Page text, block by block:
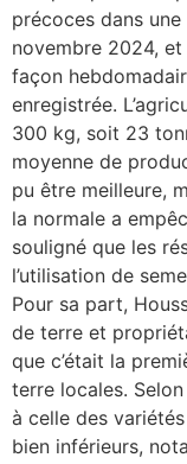
précoces dans
novembre 2024,
façon
enregistrée.
300 kg, soit 23
moyenne de
pu être meilleure,
la normale a
souligné que les
l’utilisation de
Pour sa part,
de terre et
que c’était la
terre locales.
à celle des
bien inférieurs,